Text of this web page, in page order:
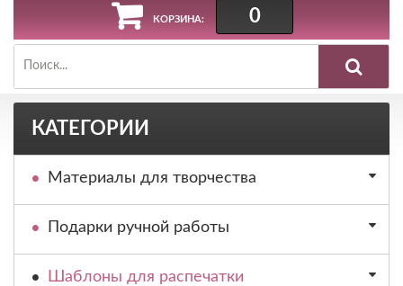
КОРЗИНА: 0
КАТЕГОРИИ
Материалы для творчества
Подарки ручной работы
Шаблоны для распечатки